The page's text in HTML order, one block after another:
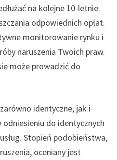
na kolejne 10-letnie
odpowiednich opłat.
monitorowanie rynku i
naruszenia Twoich praw.
może prowadzić do
identyczne, jak i
do identycznych
Stopień podobieństwa,
oceniany jest